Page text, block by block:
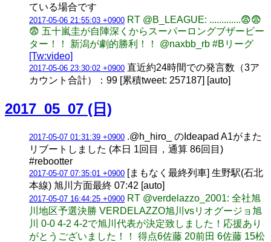
ている場合です
2017-05-06 21:55:03 +0900 RT @B_LEAGUE: .............😨😨
😨 五十嵐圭が自陣深くからスーパーロングブザービー
ター！！ 新潟が劇的勝利！！ @naxbb_rb #Bリーグ
[Tw:video]
2017-05-06 23:30:02 +0900 直近約24時間での発言数（3ア
カウント合計）：99 [累積tweet: 257187] [auto]
2017_05_07 (日)
2017-05-07 01:31:39 +0900 .@h_hiro_ のIdeapad A1がまた
リブートしました (本日 1回目，通算 86回目)
#rebootter
2017-05-07 07:35:01 +0900 [まもなく最終列車] 生野駅(石北
本線) 旭川方面最終 07:42 [auto]
2017-05-07 16:44:25 +0900 RT @verdelazzo_2001: 全社旭
川地区予選決勝 VERDELAZZO旭川vsリオグージョ旭
川 0-0 4-2 4-2で旭川代表が決定致しました！応援あり
がとうございました！！ 得点6佐藤 20前田 6佐藤 15松